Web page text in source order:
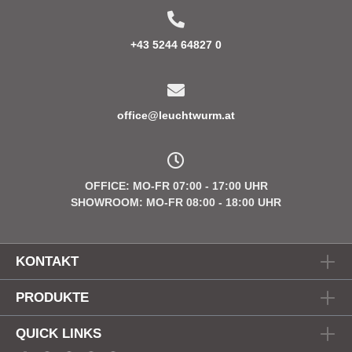
+43 5244 64827 0
office@leuchtwurm.at
OFFICE: MO-FR 07:00 - 17:00 UHR
SHOWROOM: MO-FR 08:00 - 18:00 UHR
KONTAKT
PRODUKTE
QUICK LINKS